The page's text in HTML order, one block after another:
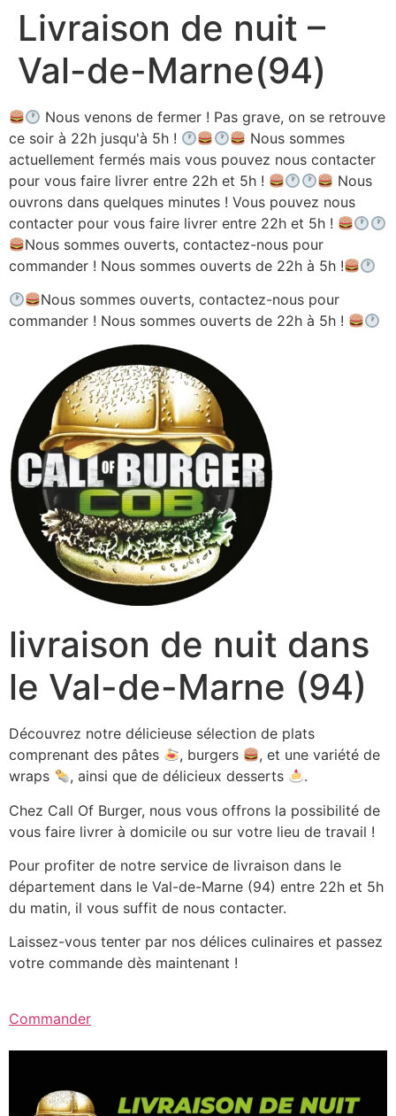
Aller
contenu
Livraison de nuit –
Val-de-Marne(94)
Nous venons de fermer ! Pas grave, on se retrouve
ce soir à 22h jusqu'à 5h !
Nous sommes
actuellement fermés mais vous pouvez nous contacter
pour vous faire livrer entre 22h et 5h !
Nous
ouvrons dans quelques minutes ! Vous pouvez nous
contacter pour vous faire livrer entre 22h et 5h !
Nous sommes ouverts, contactez-nous pour
commander ! Nous sommes ouverts de 22h à 5h !
Nous sommes ouverts, contactez-nous pour
commander ! Nous sommes ouverts de 22h à 5h !
livraison de nuit dans
le Val-de-Marne (94)
Découvrez notre délicieuse sélection de plats
comprenant des pâtes
, burgers
, et une variété de
wraps
, ainsi que de délicieux desserts
.
Chez Call Of Burger, nous vous offrons la possibilité de
vous faire livrer à domicile ou sur votre lieu de travail !
Pour profiter de notre service de livraison dans le
département dans le Val-de-Marne (94) entre 22h et 5h
du matin, il vous suffit de nous contacter.
Laissez-vous tenter par nos délices culinaires et passez
votre commande dès maintenant !
Commander